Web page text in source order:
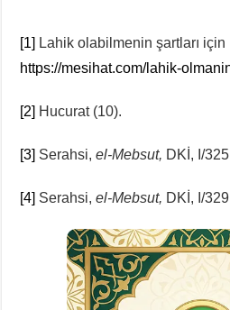
[1] Lahik olabilmenin şartları için
https://mesihat.com/lahik-
[2] Hucurat (10).
[3] Serahsi,el-Mebsut, DKİ, I/
[4] Serahsi,el-Mebsut, DKİ, I/